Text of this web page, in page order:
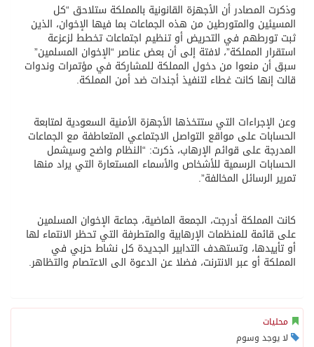
وذكرت المصادر أن الأجهزة القانونية بالمملكة ستلاحق “كل
المسيئين والمتورطين من هذه الجماعات بما فيها الإخوان، الذين
ثبت تورطهم في التحريض أو تنظيم اجتماعات تخطط لزعزعة
استقرار المملكة”، لافتة إلى أن بعض عناصر “الإخوان المسلمين”
سبق أن منعوا من دخول المملكة للمشاركة في مؤتمرات وندوات
قالت إنها كانت غطاء لتنفيذ أجندات ضد أمن المملكة.
وعن الإجراءات التي ستتخذها الأجهزة الأمنية السعودية لمتابعة
الحسابات على مواقع التواصل الاجتماعي المتعاطفة مع الجماعات
المدرجة على قوائم الإرهاب، ذكرت: “النظام واضح وسيشمل
الحسابات الرسمية للأشخاص والأسماء المستعارة التي يراد منها
تمرير الرسائل المخالفة”.
كانت المملكة أدرجت، الجمعة الماضية، جماعة الإخوان المسلمين
على قائمة للمنظمات الإرهابية والمتطرفة التي تحظر الانتماء لها
أو تأييدها، وتستهدف التدابير الجديدة كل نشاط حزبي في
المملكة أو عبر الانترنت، فضلا عن الدعوة الى الاعتصام والتظاهر.
محليات
لا يوجد وسوم